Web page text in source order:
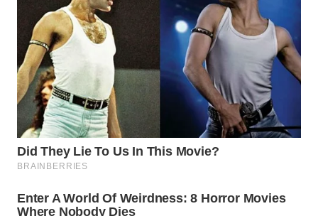
SULUT
WN
MALUKU
WN
MALUT
WN
DAIRI
WN